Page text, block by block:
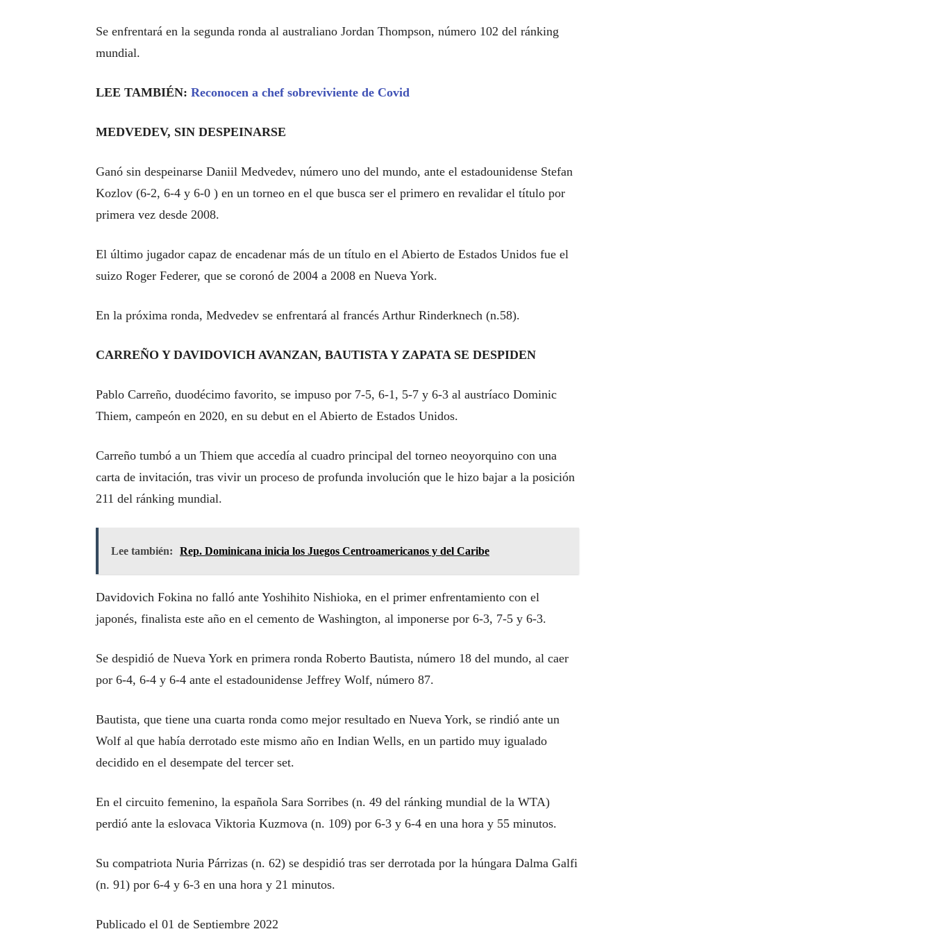
Se enfrentará en la segunda ronda al australiano Jordan Thompson, número 102 del ránking
mundial.
LEE TAMBIÉN: Reconocen a chef sobreviviente de Covid
MEDVEDEV, SIN DESPEINARSE
Ganó sin despeinarse Daniil Medvedev, número uno del mundo, ante el estadounidense Stefan
Kozlov (6-2, 6-4 y 6-0 ) en un torneo en el que busca ser el primero en revalidar el título por
primera vez desde 2008.
El último jugador capaz de encadenar más de un título en el Abierto de Estados Unidos fue el
suizo Roger Federer, que se coronó de 2004 a 2008 en Nueva York.
En la próxima ronda, Medvedev se enfrentará al francés Arthur Rinderknech (n.58).
CARREÑO Y DAVIDOVICH AVANZAN, BAUTISTA Y ZAPATA SE DESPIDEN
Pablo Carreño, duodécimo favorito, se impuso por 7-5, 6-1, 5-7 y 6-3 al austríaco Dominic
Thiem, campeón en 2020, en su debut en el Abierto de Estados Unidos.
Carreño tumbó a un Thiem que accedía al cuadro principal del torneo neoyorquino con una
carta de invitación, tras vivir un proceso de profunda involución que le hizo bajar a la posición
211 del ránking mundial.
Lee también: Rep. Dominicana inicia los Juegos Centroamericanos y del Caribe
Davidovich Fokina no falló ante Yoshihito Nishioka, en el primer enfrentamiento con el
japonés, finalista este año en el cemento de Washington, al imponerse por 6-3, 7-5 y 6-3.
Se despidió de Nueva York en primera ronda Roberto Bautista, número 18 del mundo, al caer
por 6-4, 6-4 y 6-4 ante el estadounidense Jeffrey Wolf, número 87.
Bautista, que tiene una cuarta ronda como mejor resultado en Nueva York, se rindió ante un
Wolf al que había derrotado este mismo año en Indian Wells, en un partido muy igualado
decidido en el desempate del tercer set.
En el circuito femenino, la española Sara Sorribes (n. 49 del ránking mundial de la WTA)
perdió ante la eslovaca Viktoria Kuzmova (n. 109) por 6-3 y 6-4 en una hora y 55 minutos.
Su compatriota Nuria Párrizas (n. 62) se despidió tras ser derrotada por la húngara Dalma Galfi
(n. 91) por 6-4 y 6-3 en una hora y 21 minutos.
Publicado el 01 de Septiembre 2022